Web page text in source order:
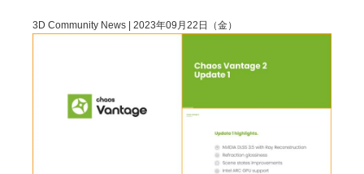
New Ticket
ご購入
2022
Architecture 3D Challenge
Summer Vibes 3D Challenge
コンペティション
よくあるご質問
サポート問い合わせ先
コスト計算
Cinema 4D
ダウンロード ソフトウェア
3D Community News | 2023年09月22日（金）